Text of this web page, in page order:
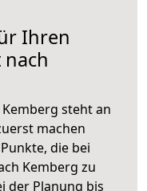
Ihren
steht an
machen
die bei
Kemberg zu
der Planung bis